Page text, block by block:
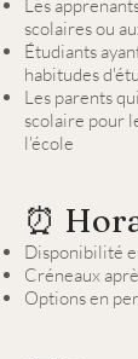
Les
scolaires ou
Étudiants
habitudes
Les parents
scolaire pour
l'école
⏰
Disponibilité
Créneaux
Options en